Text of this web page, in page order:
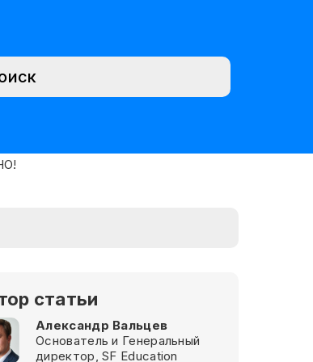
статьи
Александр Вальцев
Основатель и Генеральный
директор, SF Education